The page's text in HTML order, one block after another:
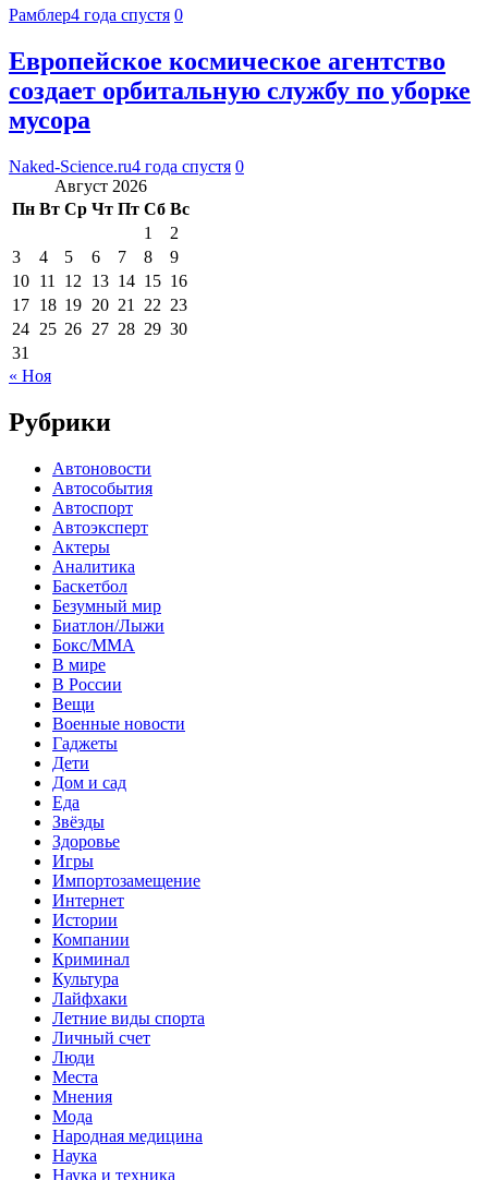
Рамблер4 года спустя 0
Европейское космическое агентство
создает орбитальную службу по уборке
мусора
Naked-Science.ru4 года спустя 0
Август 2026
Пн Вт Ср Чт Пт Сб Вс
1
2
3
4 5 6 7 8
9
10 11 12 13 14 15 16
17 18 19 20 21 22 23
24 25 26 27 28 29 30
31
« Ноя
Рубрики
Автоновости
Автособытия
Автоспорт
Автоэксперт
Актеры
Аналитика
Баскетбол
Безумный мир
Биатлон/Лыжи
Бокс/MMA
В мире
В России
Вещи
Военные новости
Гаджеты
Дети
Дом и сад
Еда
Звёзды
Здоровье
Игры
Импортозамещение
Интернет
Истории
Компании
Криминал
Культура
Лайфхаки
Летние виды спорта
Личный счет
Люди
Места
Мнения
Мода
Народная медицина
Наука
Наука и техника